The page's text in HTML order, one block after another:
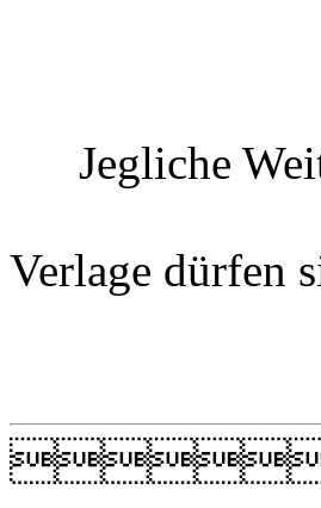
Jegliche
Verlage dürfen